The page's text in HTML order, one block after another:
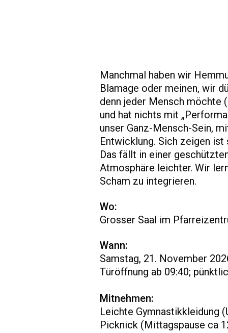
Manchmal haben wir
Blamage oder meinen, wir
denn jeder Mensch möchte
und hat nichts mit
unser Ganz-Mensch-Sein,
Entwicklung. Sich zeigen
Das fällt in einer
Atmosphäre leichter. Wir
Scham zu integrieren.
Wo:
Grosser Saal im
Wann:
Samstag, 21. November
Türöffnung ab 09:40;
Mitnehmen:
Leichte Gymnastikkleidung
Picknick (Mittagspause ca